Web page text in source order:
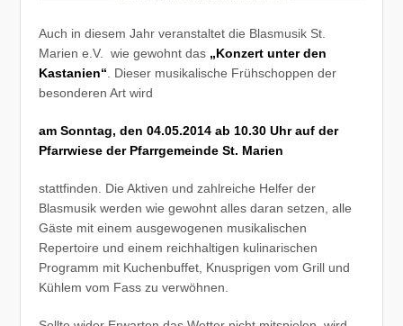
Auch in diesem Jahr veranstaltet die Blasmusik St.
Marien e.V. wie gewohnt das „Konzert unter den
Kastanien“ . Dieser musikalische Frühschoppen der
besonderen Art wird
am Sonntag, den 04.05.2014 ab 10.30 Uhr auf der
Pfarrwiese der Pfarrgemeinde St. Marien
stattfinden. Die Aktiven und zahlreiche Helfer der
Blasmusik werden wie gewohnt alles daran setzen, alle
Gäste mit einem ausgewogenen musikalischen
Repertoire und einem reichhaltigen kulinarischen
Programm mit Kuchenbuffet, Knusprigen vom Grill und
Kühlem vom Fass zu verwöhnen.